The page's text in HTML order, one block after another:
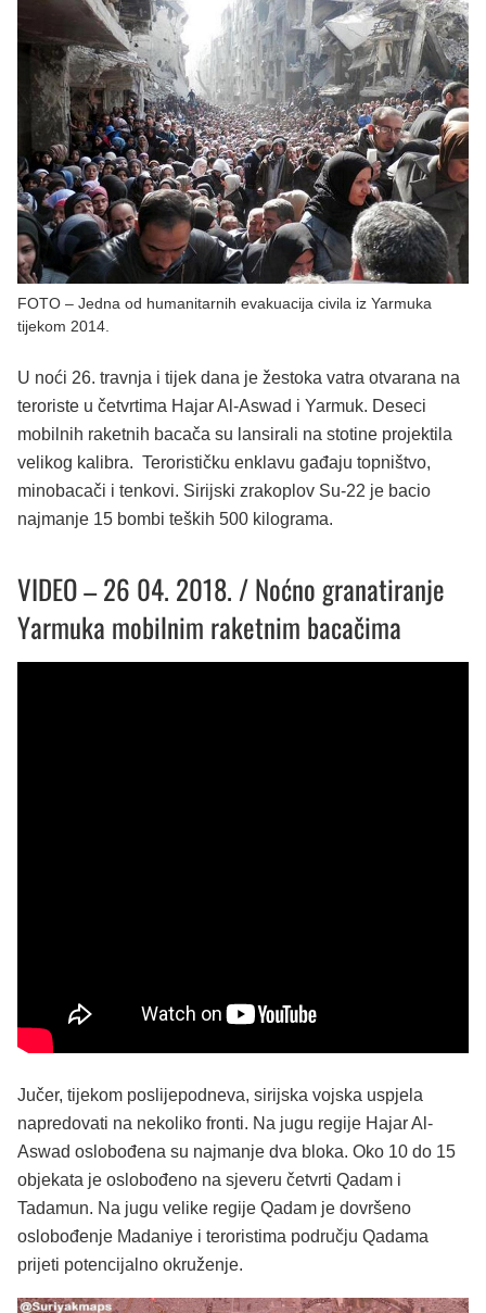
FOTO – Jedna od humanitarnih evakuacija civila iz Yarmuka
tijekom 2014.
U noći 26. travnja i tijek dana je žestoka vatra otvarana na
teroriste u četvrtima Hajar Al-Aswad i Yarmuk. Deseci
mobilnih raketnih bacača su lansirali na stotine projektila
velikog kalibra. Terorističku enklavu gađaju topništvo,
minobacači i tenkovi. Sirijski zrakoplov Su-22 je bacio
najmanje 15 bombi teških 500 kilograma.
VIDEO – 26 04. 2018. / Noćno granatiranje
Yarmuka mobilnim raketnim bacačima
Jučer, tijekom poslijepodneva, sirijska vojska uspjela
napredovati na nekoliko fronti. Na jugu regije Hajar Al-
Aswad oslobođena su najmanje dva bloka. Oko 10 do 15
objekata je oslobođeno na sjeveru četvrti Qadam i
Tadamun. Na jugu velike regije Qadam je dovršeno
oslobođenje Madaniye i teroristima području Qadama
prijeti potencijalno okruženje.